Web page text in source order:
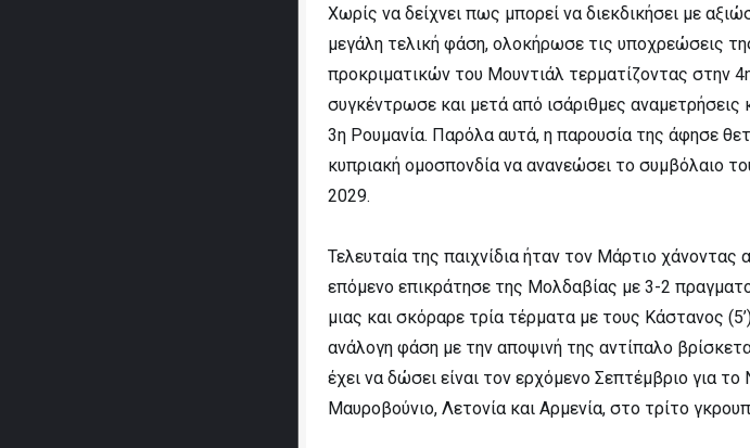
Χωρίς να δείχνει πως μπορεί να διεκδικήσει με
μεγάλη τελική φάση, ολοκήρωσε τις υποχρεώσεις
προκριματικών του Μουντιάλ τερματίζοντας στην
συγκέντρωσε και μετά από ισάριθμες
3η Ρουμανία. Παρόλα αυτά, η παρουσία της άφησε
κυπριακή ομοσπονδία να ανανεώσει το συμβόλαιο
2029.
Τελευταία της παιχνίδια ήταν τον Μάρτιο
επόμενο επικράτησε της Μολδαβίας με 3-2
μιας και σκόραρε τρία τέρματα με τους Κάστανος
ανάλογη φάση με την αποψινή της αντίπαλο
έχει να δώσει είναι τον ερχόμενο Σεπτέμβριο για
Μαυροβούνιο, Λετονία και Αρμενία, στο τρίτο